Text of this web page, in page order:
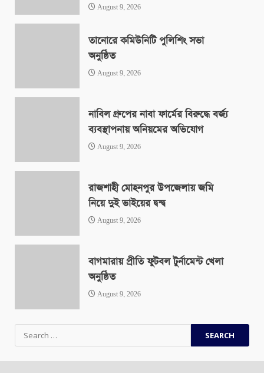
August 9, 2026
তানোরে কমিউনিটি পুলিশিং সভা
অনুষ্ঠিত
August 9, 2026
নাবিল গ্রুপের নাবা ফার্মের বিরুদ্ধে বর্জ্য
ব্যবস্থাপনায় অনিয়মের অভিযোগ
August 9, 2026
রাজশাহী মোহনপুর উপজেলায় জমি
নিয়ে দুই ভাইয়ের দ্বন্দ্ব
August 9, 2026
বাগমারায় প্রীতি ফুটবল টুর্নামেন্ট খেলা
অনুষ্ঠিত
August 9, 2026
Search
for: